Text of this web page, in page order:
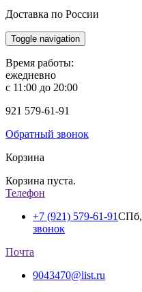
Доставка по России
Toggle navigation
Время работы:
ежедневно
с 11:00 до 20:00
921 579-61-91
Обратный звонок
Корзина
Корзина пуста.
Телефон
+7 (921) 579-61-91СПб,
звонок
Почта
9043470@list.ru